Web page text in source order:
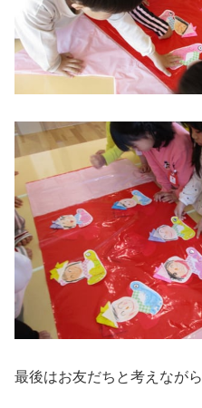
最後はお友だちと考えながら